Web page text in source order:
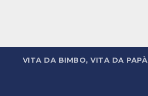
VITA DA BIMBO, VITA DA PAPÀ